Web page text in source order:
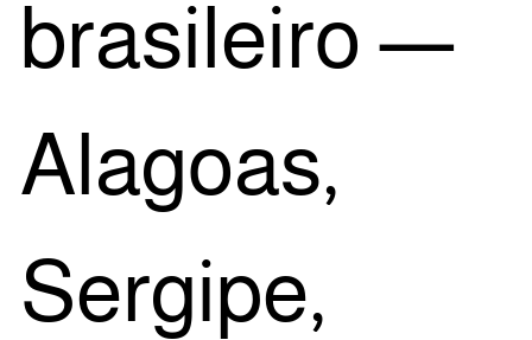
bra­si­lei­ro —
Ala­go­as,
Ser­gi­pe,